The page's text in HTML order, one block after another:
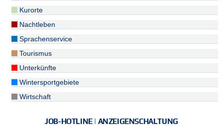
Kurorte
Nachtleben
Sprachenservice
Tourismus
Unterkünfte
Wintersportgebiete
Wirtschaft
JOB-HOTLINE | ANZEIGENSCHALTUNG